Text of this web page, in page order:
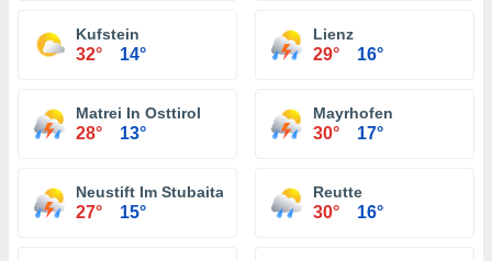
Kufstein
32° 14°
Lienz
29° 16°
Matrei In Osttirol
28° 13°
Mayrhofen
30° 17°
Neustift Im Stubaital
27° 15°
Reutte
30° 16°